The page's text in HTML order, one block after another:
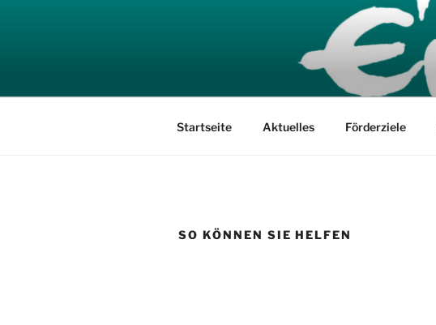
Startseite Aktuelles Förderziele
SO KÖNNEN SIE HELFEN